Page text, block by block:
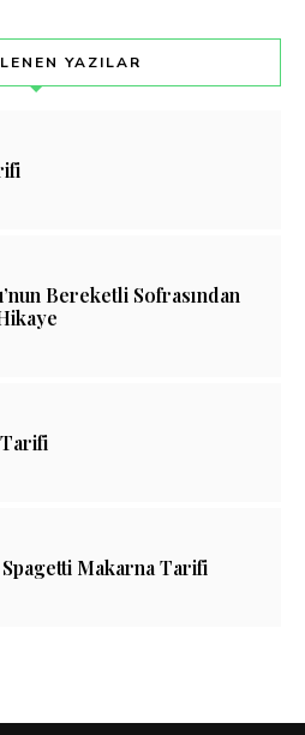
YAZILAR
Bereketli Sofrasından
Makarna Tarifi